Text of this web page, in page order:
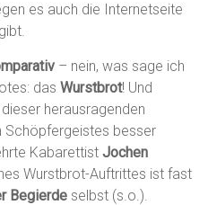
es auch die Internetseite
– nein, was sage ich
dasWurstbrot! Und
herausragenden
Schöpfergeistes besser
KabarettistJochen
Wurstbrot-Auftrittes ist fast
Begierde selbst (s.o.).